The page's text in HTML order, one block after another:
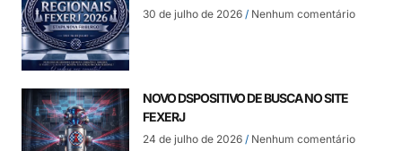
30 de julho de 2026 Nenhum comentário
NOVO DSPOSITIVO DE BUSCA NO SITE
FEXERJ
24 de julho de 2026 Nenhum comentário